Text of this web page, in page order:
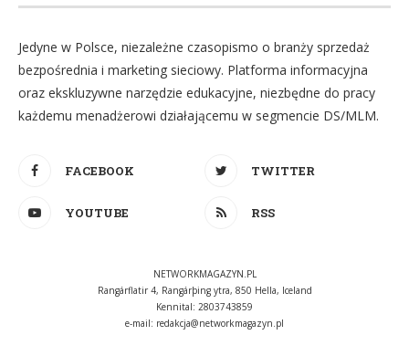
Jedyne w Polsce, niezależne czasopismo o branży sprzedaż
bezpośrednia i marketing sieciowy. Platforma informacyjna
oraz ekskluzywne narzędzie edukacyjne, niezbędne do pracy
każdemu menadżerowi działającemu w segmencie DS/MLM.
FACEBOOK TWITTER
YOUTUBE RSS
NETWORKMAGAZYN.PL
Rangárflatir 4, Rangárþing ytra, 850 Hella, Iceland
Kennital: 2803743859
e-mail: redakcja@networkmagazyn.pl